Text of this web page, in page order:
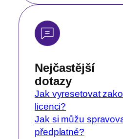
Nejčastější
dotazy
Jak vyresetovat
licenci?
Jak si můžu
předplatné?